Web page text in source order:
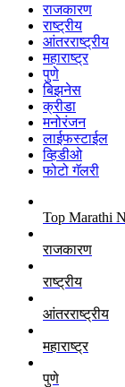
राजकारण
राष्ट्रीय
आंतरराष्ट्रीय
महाराष्ट्र
पुणे
बिझनेस
क्रीडा
मनोरंजन
लाईफस्टाईल
व्हिडीओ
फोटो गॅलरी
Top Marathi
राजकारण
राष्ट्रीय
आंतरराष्ट्रीय
महाराष्ट्र
पुणे